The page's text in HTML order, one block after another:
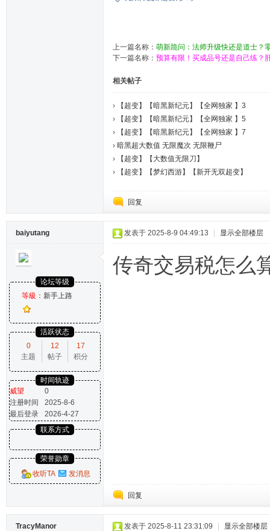
上一篇名称： 萌新跪问：法师升级快还是道士？
下一篇名称： 预算有限！买成品号还是自己练？
相关帖子
›
【超变】【暗黑新纪元】【全网独家 】3
›
【超变】【暗黑新纪元】【全网独家 】5
›
【超变】【暗黑新纪元】【全网独家 】7
› 暗黑超大数值 无限魔次 无限鞭尸
›
【超变】【大数值无限刀】
›
【超变】【梦幻西游】【新开无双超变】
回复
baiyutang
论坛等级
等級： 新手上路
活跃状态
0
主题
12
帖子
17
积分
时间轨迹
威望
0
注册时间
2025-8-6
最后登录
2026-4-27
联系方式
荣誉勋章
收听TA
发消息
发表于 2025-8-9 04:49:13 显示全部楼层
传奇交易税怎么
回复
TracyManor 发表于 2025-8-11 23:31:09 显示全部楼层